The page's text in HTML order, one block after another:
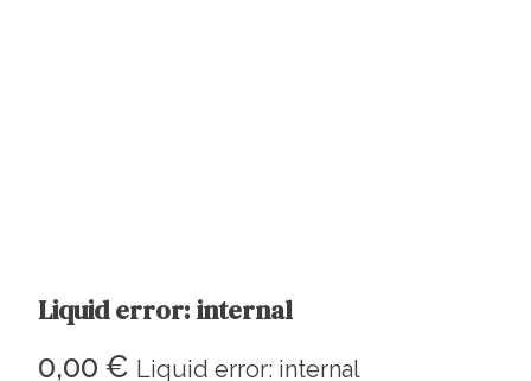
Liquid error: internal
Prix régulier
0,00 € Liquid error: internal